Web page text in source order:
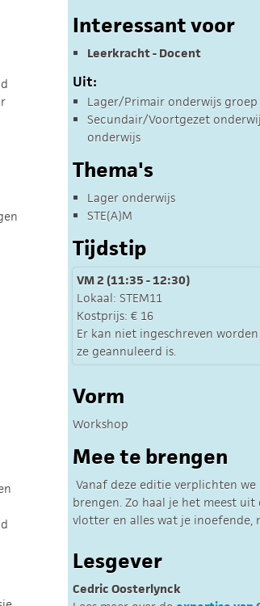
Interessant voor
Leerkracht - Docent
Uit:
Lager/Primair onderwijs groep
Secundair/Voortgezet
onderwijs
Thema's
Lager onderwijs
STE(A)M
Tijdstip
VM 2 (11:35 - 12:30)
Lokaal: STEM11
Kostprijs: € 16
Er kan niet ingeschreven
ze geannuleerd is.
Vorm
Workshop
Mee te brengen
Vanaf deze editie verplichten
brengen. Zo haal je het meest
vlotter en alles wat je inoefende,
Lesgever
Cedric Oosterlynck